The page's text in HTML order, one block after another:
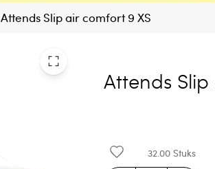
Attends Slip air comfort 9 XS
Attends
32.00 Stuks